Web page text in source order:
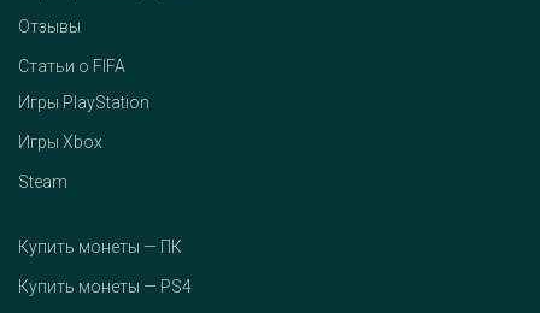
Отзывы
Статьи о FIFA
Игры PlayStation
Игры Xbox
Steam
Купить монеты — ПК
Купить монеты — PS4